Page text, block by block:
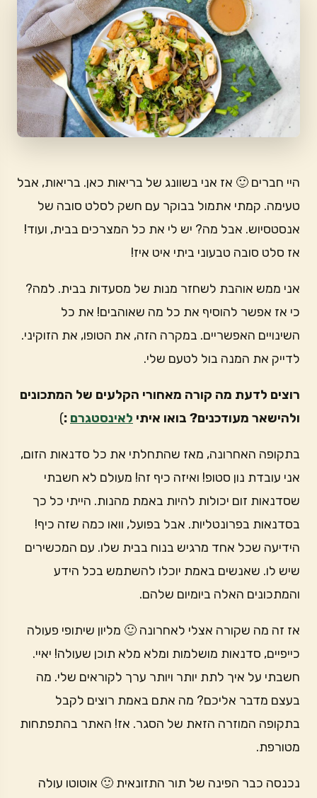
היי חברים 🙂 אז אני בשוונג של בריאות כאן. בריאות, אבל
טעימה. קמתי אתמול בבוקר עם חשק לסלט סובה של
אנסטסיוש. אבל מה? יש לי את כל המצרכים בבית, ועוד!
אז סלט סובה טבעוני ביתי איט איז!
אני ממש אוהבת לשחזר מנות של מסעדות בבית. למה?
כי אז אפשר להוסיף את כל מה שאוהבים! את כל
השינויים האפשריים. במקרה הזה, את הטופו, את הזוקיני.
לדייק את המנה בול לטעם שלי.
רוצים לדעת מה קורה מאחורי הקלעים של המתכונים
ולהישאר מעודכנים? בואו איתי לאינסטגרם :
)
בתקופה האחרונה, מאז שהתחלתי את כל סדנאות הזום,
אני עובדת נון סטופ! ואיזה כיף זה! מעולם לא חשבתי
שסדנאות זום יכולות להיות באמת מהנות. הייתי כל כך
בסדנאות בפרונטליות. אבל בפועל, וואו כמה שזה כיף!
הידיעה שכל אחד מרגיש בנוח בבית שלו. עם המכשירים
שיש לו. שאנשים באמת יוכלו להשתמש בכל הידע
והמתכונים האלה ביומיום שלהם.
אז זה מה שקורה אצלי לאחרונה 🙂 מליון שיתופי פעולה
כייפיים, סדנאות מושלמות ומלא מלא תוכן שעולה! יאיי.
חשבתי על איך לתת יותר ויותר ערך לקוראים שלי. מה
בעצם מדבר אליכם? מה אתם באמת רוצים לקבל
בתקופה המוזרה הזאת של הסגר. אז! האתר בהתפתחות
מטורפת.
נכנסה כבר הפינה של תור התזונאית 🙂 אוטוטו עולה